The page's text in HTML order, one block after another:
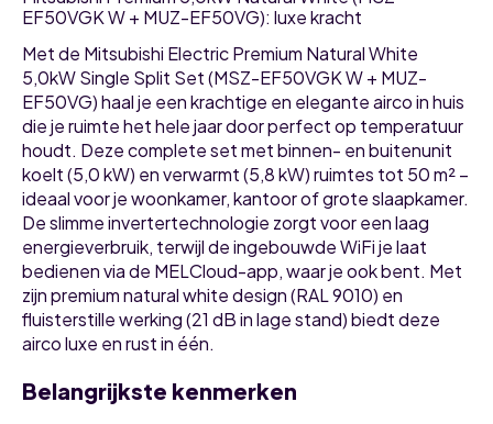
EF50VGK W + MUZ-EF50VG): luxe kracht
Met de Mitsubishi Electric Premium Natural White
5,0kW Single Split Set (MSZ-EF50VGK W + MUZ-
EF50VG) haal je een krachtige en elegante airco in huis
die je ruimte het hele jaar door perfect op temperatuur
houdt. Deze complete set met binnen- en buitenunit
koelt (5,0 kW) en verwarmt (5,8 kW) ruimtes tot 50 m² –
ideaal voor je woonkamer, kantoor of grote slaapkamer.
De slimme invertertechnologie zorgt voor een laag
energieverbruik, terwijl de ingebouwde WiFi je laat
bedienen via de MELCloud-app, waar je ook bent. Met
zijn premium natural white design (RAL 9010) en
fluisterstille werking (21 dB in lage stand) biedt deze
airco luxe en rust in één.
Belangrijkste kenmerken